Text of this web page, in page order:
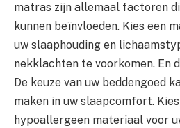
matras zijn allemaal factoren
kunnen beïnvloeden. Kies een
uw slaaphouding en
nekklachten te voorkomen. En
De keuze van uw beddengoed
maken in uw slaapcomfort.
hypoallergeen materiaal voor